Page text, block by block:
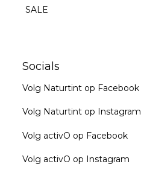
SALE
Socials
Volg Naturtint op Facebook
Volg Naturtint op Instagram
Volg activO op Facebook
Volg activO op Instagram